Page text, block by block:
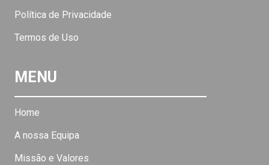
Política de Privacidade
Termos de Uso
MENU
Home
A nossa Equipa
Missão e Valores